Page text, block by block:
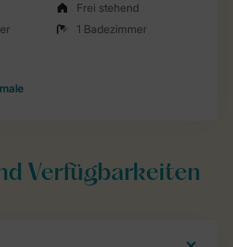
Frei stehend
1 Badezimmer
Verfügbarkeiten